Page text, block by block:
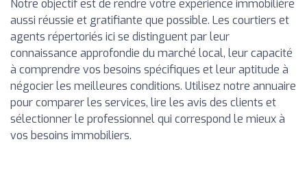
Notre objectif est de rendre votre expérience immobilière
aussi réussie et gratifiante que possible. Les courtiers et
agents répertoriés ici se distinguent par leur
connaissance approfondie du marché local, leur capacité
à comprendre vos besoins spécifiques et leur aptitude à
négocier les meilleures conditions. Utilisez notre annuaire
pour comparer les services, lire les avis des clients et
sélectionner le professionnel qui correspond le mieux à
vos besoins immobiliers.